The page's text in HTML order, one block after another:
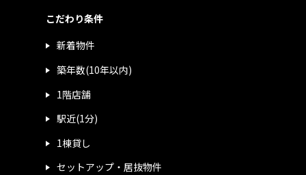
こだわり条件
新着物件
築年数(10年以内)
1階店舗
駅近(1分)
1棟貸し
セットアップ・居抜物件